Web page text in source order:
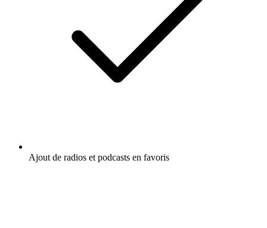
Ajout de radios et podcasts en favoris